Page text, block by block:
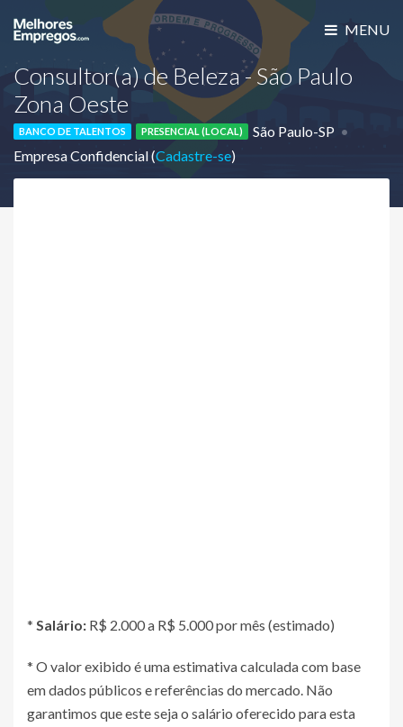
MENU
Consultor(a) de Beleza - São Paulo
Zona Oeste
BANCO DE TALENTOS PRESENCIAL (LOCAL)
São Paulo-SP
Empresa Confidencial (Cadastre-se)
* Salário: R$ 2.000 a R$ 5.000 por mês (estimado)
* O valor exibido é uma estimativa calculada com base
em dados públicos e referências do mercado. Não
garantimos que este seja o salário oferecido para esta